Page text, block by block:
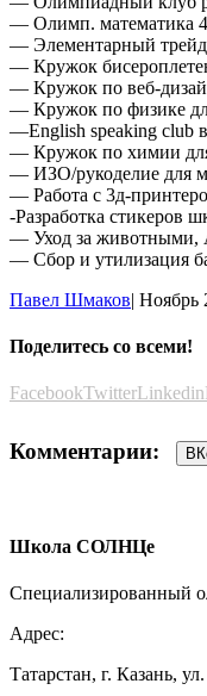
— Олимп. математика 4
— Элементарный
— Кружок
— Кружок по веб-
— Кружок по физике
—English speaking club
— Кружок по химии
— ИЗО/рукоделие для
— Работа с 3д-
-Разработка стикеров
— Уход за животными,
— Сбор и утилизация
Павел Шмаков| Ноябрь
Поделитесь со всеми!
FacebookTwitterLinkedin
Комментарии:
Добавить
Пользуетесь соц.сетью?
Школа СОЛНЦе
Специализированный
Адрес:
Татарстан, г. Казань,